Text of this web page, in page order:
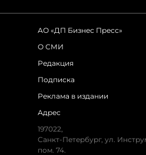
АО «ДП Бизнес Пресс»
О СМИ
Редакция
Подписка
Реклама в издании
Адрес
197022,
Санкт-Петербург, ул.
пом. 74.